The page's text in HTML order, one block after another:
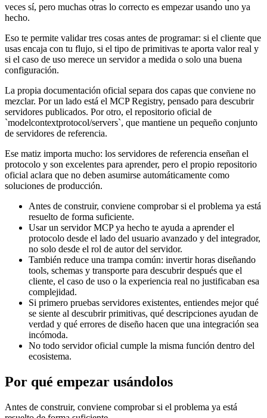
veces sí, pero muchas otras lo correcto es empezar usando uno ya
hecho.
Eso te permite validar tres cosas antes de programar: si el cliente que
usas encaja con tu flujo, si el tipo de primitivas te aporta valor real y
si el caso de uso merece un servidor a medida o solo una buena
configuración.
La propia documentación oficial separa dos capas que conviene no
mezclar. Por un lado está el MCP Registry, pensado para descubrir
servidores publicados. Por otro, el repositorio oficial de
`modelcontextprotocol/servers`, que mantiene un pequeño conjunto
de servidores de referencia.
Ese matiz importa mucho: los servidores de referencia enseñan el
protocolo y son excelentes para aprender, pero el propio repositorio
oficial aclara que no deben asumirse automáticamente como
soluciones de producción.
Antes de construir, conviene comprobar si el problema ya está
resuelto de forma suficiente.
Usar un servidor MCP ya hecho te ayuda a aprender el
protocolo desde el lado del usuario avanzado y del integrador,
no solo desde el rol de autor del servidor.
También reduce una trampa común: invertir horas diseñando
tools, schemas y transporte para descubrir después que el
cliente, el caso de uso o la experiencia real no justificaban esa
complejidad.
Si primero pruebas servidores existentes, entiendes mejor qué
se siente al descubrir primitivas, qué descripciones ayudan de
verdad y qué errores de diseño hacen que una integración sea
incómoda.
No todo servidor oficial cumple la misma función dentro del
ecosistema.
Por qué empezar usándolos
Antes de construir, conviene comprobar si el problema ya está